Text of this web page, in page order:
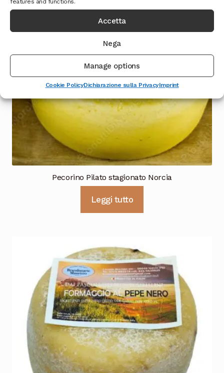
features and functions.
Accetta
Nega
Manage options
Cookie PolicyDichiarazione sulla PrivacyImprint
Pecorino Pilato stagionato Norcia
Leggi tutto